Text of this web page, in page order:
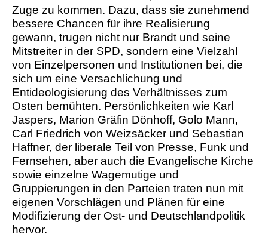
Zuge zu kommen. Dazu, dass sie zunehmend
bessere Chancen für ihre Realisierung
gewann, trugen nicht nur Brandt und seine
Mitstreiter in der SPD, sondern eine Vielzahl
von Einzelpersonen und Institutionen bei, die
sich um eine Versachlichung und
Entideologisierung des Verhältnisses zum
Osten bemühten. Persönlichkeiten wie Karl
Jaspers, Marion Gräfin Dönhoff, Golo Mann,
Carl Friedrich von Weizsäcker und Sebastian
Haffner, der liberale Teil von Presse, Funk und
Fernsehen, aber auch die Evangelische Kirche
sowie einzelne Wagemutige und
Gruppierungen in den Parteien traten nun mit
eigenen Vorschlägen und Plänen für eine
Modifizierung der Ost- und Deutschlandpolitik
hervor.